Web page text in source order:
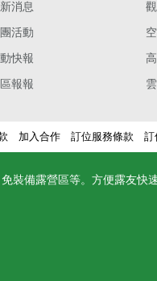
消息
活動
快報
報報
加入合作 訂位服務條款 訂
裝備露營區等。方便露友快